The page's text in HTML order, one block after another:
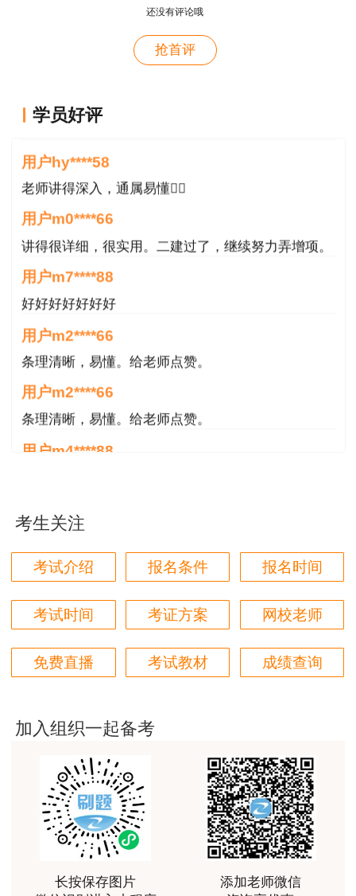
措施，做好个人防护，有序领证。
公交线路：冷水滩区方向可乘坐24路公交车
公交车在永州大道与迎宾路路口下车，步行左转过
零陵区方向可乘坐302路、306路快速公交车
在永州大道与迎宾路路口下车，右转步行5分钟即
到。
选择出租车、网约车、自驾车可直达，中心设
有地下停车场，车辆停放请按交通标牌指示停放或
服从现场管理人员的指挥。
现场领取时间：
上午9:00—12:00，下午13：30—17:00领取
领取地址：永州市市民服务中心（冷水滩区永
州大道与迎宾路路口）一楼A区13号
名单.et
注：信息来源于永州人事考试网，附件内容请
还没有评论哦
抢首评
学员好评
用户hy****58
用户hy****58
老师讲得深入，通属易懂👍🏻
用户m0****66
讲得很详细，很实用。二建过了，继续努力弄增项。
用户m7****88
好好好好好好好
用户m2****66
条理清晰，易懂。给老师点赞。
用户m2****66
条理清晰，易懂。给老师点赞。
用户m4****88
非常好！感谢！！！
用户m2****18
用户hq****jp
性价比较高的一套课程，深耕领域多年的资深师资，
对知识点精准把握，内容深入浅出，理论和记忆口诀
用户m1****18
中一些真题知识点，从而使考试过程中得心应手，顺
利通过考试
用户da****ng
小强老师讲得很好！生动、有趣、易于理解，支持！
考生关注
考试介绍 报名条件 报名时间
考试时间 考证方案 网校老师
免费直播 考试教材 成绩查询
加入组织一起备考
长按保存图片
添加老师微信